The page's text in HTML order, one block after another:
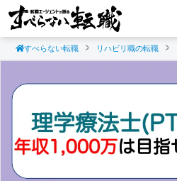
すべらない転職 リハビリ職の転職